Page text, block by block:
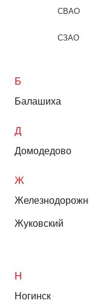
СВАО
СЗАО
Б
Балашиха
Д
Домодедово
Ж
Жуковский
Н
Ногинск